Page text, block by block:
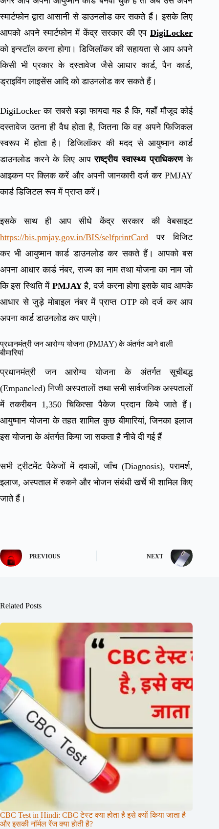
स्मार्टफोन द्वारा आसानी से डाउनलोड कर सकते हैं। इसके लिए
आपको अपने स्मार्टफोन में केंद्र सरकार की एपDigiLocker
को इन्स्टॉल करना होगा। डिजिलॉकर की सहायता से आप अपने
किसी भी प्रकार के दस्तावेज जैसे आधार कार्ड, पैन कार्ड,
ड्राइविंग लाइसेंस आदि को डाउनलोड कर सकते हैं।
DigiLocker का सबसे बड़ा फायदा यह है कि, यहाँ मौजूद कोई
दस्तावेज उतना ही वैध होता है, जितना कि वह अपने फिजिकल
स्वरूप में होता है। डिजिलॉकर की मदद से आयुष्मान कार्ड
डाउनलोड करने के लिए आपराष्ट्रीय स्वास्थ्य प्राधिकरणके
आइकन पर क्लिक करें और अपनी जानकारी दर्ज कर PMJAY
कार्ड डिजिटल रूप में प्राप्त करें।
इसके साथ ही आप सीधे केंद्र सरकार की वेबसाइट
https://bis.pmjay.gov.in/BIS/selfprintCard पर विजिट
कर भी आयुष्मान कार्ड डाउनलोड कर सकते हैं। आपको बस
अपना आधार कार्ड नंबर, राज्य का नाम तथा योजना का नाम जो
कि इस स्थिति में PMJAYहै, दर्ज करना होगा इसके बाद आपके
आधार से जुड़े मोबाइल नंबर में प्राप्त OTP को दर्ज कर आप
अपना कार्ड डाउनलोड कर पाएंगे।
प्रधानमंत्री जन आरोग्य योजना (PMJAY) के अंतर्गत आने वाली
बीमारियां
प्रधानमंत्री जन आरोग्य योजना के अंतर्गत सूचीबद्ध
(Empaneled) निजी अस्पतालों तथा सभी सार्वजनिक अस्पतालों
में तकरीबन 1,350 चिकित्सा पैकेज प्रदान किये जाते हैं।
आयुष्मान योजना के तहत शामिल कुछ बीमारियां, जिनका इलाज
इस योजना के अंतर्गत किया जा सकता है नीचे दी गई हैं
सभी ट्रीटमेंट पैकेजों में दवाओं, जाँच (Diagnosis), परामर्श,
इलाज, अस्पताल में रुकने और भोजन संबंधी खर्चे भी शामिल किए
जाते हैं।
PREVIOUS NEXT
Related Posts
CBC Test in Hindi: CBC टेस्ट क्या होता है इसे क्यों किया जाता है
और इसकी नॉर्मल रेंज क्या होती है?